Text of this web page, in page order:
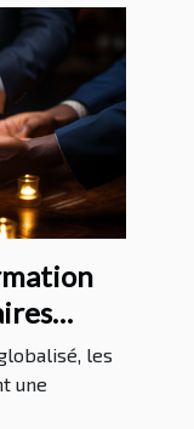
les
une